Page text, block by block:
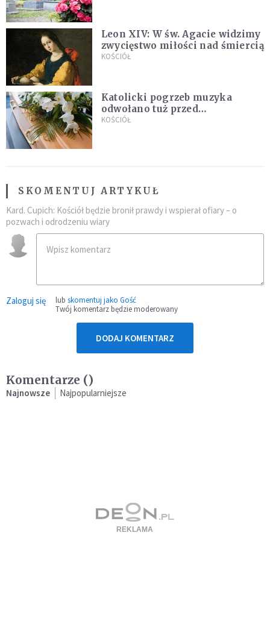
Leon XIV: W św. Agacie widzimy
zwycięstwo miłości nad śmiercią
KOŚCIÓŁ
Katolicki pogrzeb muzyka
odwołano tuż przed
uroczystością. Powodem była
KOŚCIÓŁ
SKOMENTUJ ARTYKUŁ
Kard. Cupich: Kościół będzie bronił prawdy i wspierał ofiary – o
pozwach i odrodzeniu wiary
Zaloguj się lub skomentuj jako Gość
Twój komentarz będzie moderowany
DODAJ KOMENTARZ
Komentarze ()
Najnowsze Najpopularniejsze